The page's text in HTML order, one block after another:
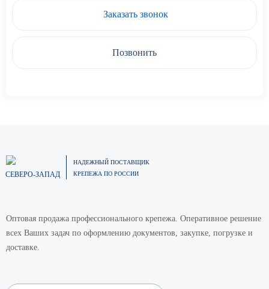
Заказать звонок
Позвонить
СЕВЕРО-ЗАПАД
НАДЕЖНЫЙ ПОСТАВЩИК
КРЕПЕЖА ПО РОССИИ
Оптовая продажа профессионального крепежа. Оперативное решение
всех Ваших задач по оформлению документов, закупке, погрузке и
доставке.